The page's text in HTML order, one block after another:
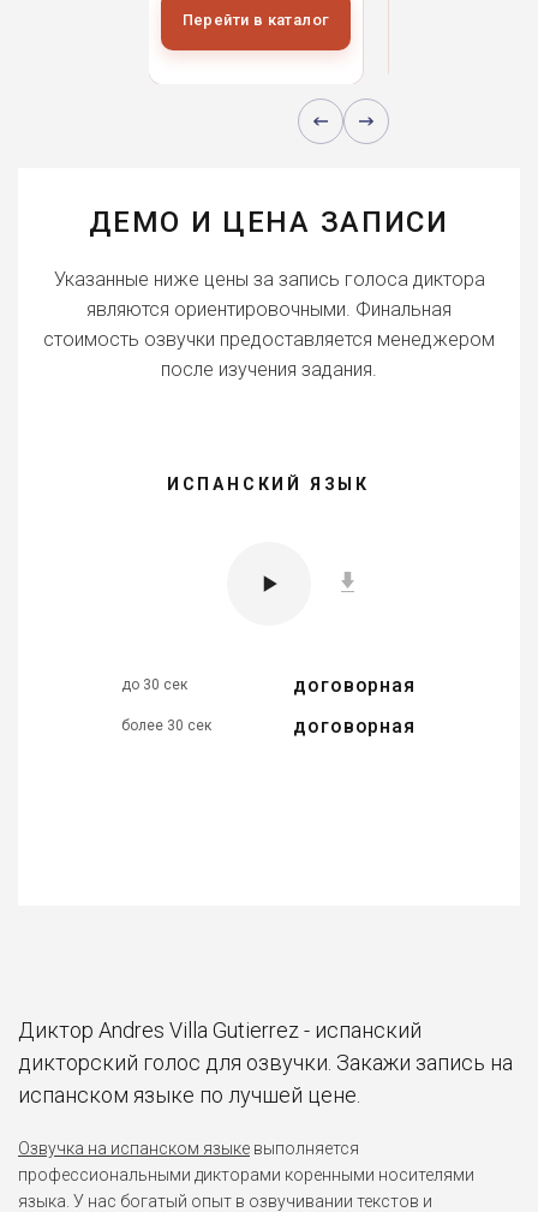
Перейти в каталог
ДЕМО И ЦЕНА ЗАПИСИ
Указанные ниже цены за запись голоса диктора
являются ориентировочными. Финальная
стоимость озвучки предоставляется менеджером
после изучения задания.
ИСПАНСКИЙ ЯЗЫК
до 30 сек договорная
более 30 сек договорная
Диктор Andres Villa Gutierrez - испанский
дикторский голос для озвучки. Закажи запись на
испанском языке по лучшей цене.
Озвучка на испанском языке выполняется
профессиональными дикторами коренными носителями
языка. У нас богатый опыт в озвучивании текстов и